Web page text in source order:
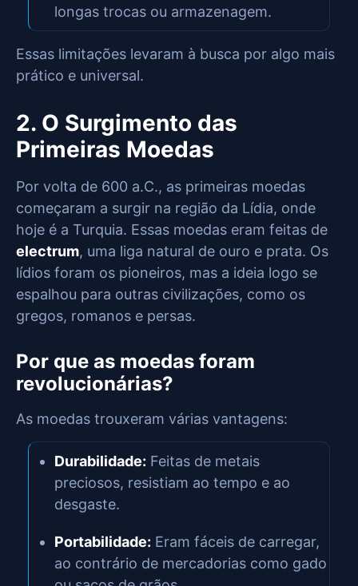
longas trocas ou armazenagem.
Essas limitações levaram à busca por algo mais
prático e universal.
2. O Surgimento das
Primeiras Moedas
Por volta de 600 a.C., as primeiras moedas
começaram a surgir na região da Lídia, onde
hoje é a Turquia. Essas moedas eram feitas de
electrum, uma liga natural de ouro e prata. Os
lídios foram os pioneiros, mas a ideia logo se
espalhou para outras civilizações, como os
gregos, romanos e persas.
Por que as moedas foram
revolucionárias?
As moedas trouxeram várias vantagens:
Durabilidade: Feitas de metais
preciosos, resistiam ao tempo e ao
desgaste.
Portabilidade: Eram fáceis de carregar,
ao contrário de mercadorias como gado